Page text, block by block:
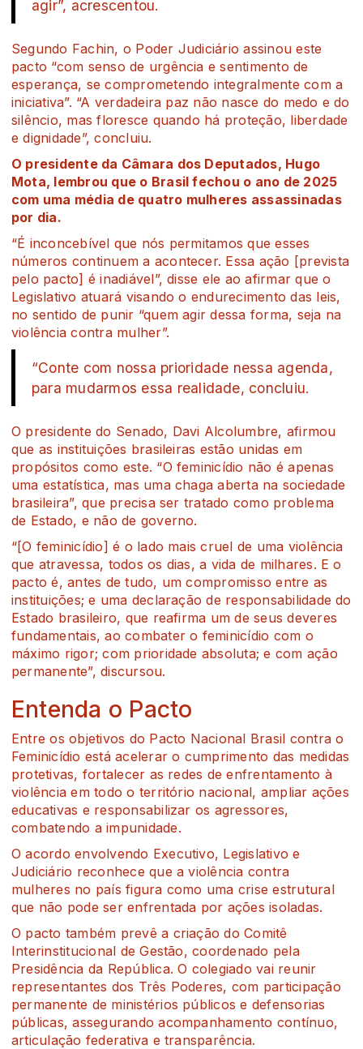
agir”, acrescentou.
Segundo Fachin, o Poder Judiciário assinou este
pacto “com senso de urgência e sentimento de
esperança, se comprometendo integralmente com a
iniciativa”. “A verdadeira paz não nasce do medo e do
silêncio, mas floresce quando há proteção, liberdade
e dignidade”, concluiu.
O presidente da Câmara dos Deputados, Hugo
Mota, lembrou que o Brasil fechou o ano de 2025
com uma média de quatro mulheres assassinadas
por dia.
“É inconcebível que nós permitamos que esses
números continuem a acontecer. Essa ação [prevista
pelo pacto] é inadiável”, disse ele ao afirmar que o
Legislativo atuará visando o endurecimento das leis,
no sentido de punir “quem agir dessa forma, seja na
violência contra mulher”.
“Conte com nossa prioridade nessa agenda,
para mudarmos essa realidade, concluiu.
O presidente do Senado, Davi Alcolumbre, afirmou
que as instituições brasileiras estão unidas em
propósitos como este. “O feminicídio não é apenas
uma estatística, mas uma chaga aberta na sociedade
brasileira”, que precisa ser tratado como problema
de Estado, e não de governo.
“[O feminicídio] é o lado mais cruel de uma violência
que atravessa, todos os dias, a vida de milhares. E o
pacto é, antes de tudo, um compromisso entre as
instituições; e uma declaração de responsabilidade do
Estado brasileiro, que reafirma um de seus deveres
fundamentais, ao combater o feminicídio com o
máximo rigor; com prioridade absoluta; e com ação
permanente”, discursou.
Entenda o Pacto
Entre os objetivos do Pacto Nacional Brasil contra o
Feminicídio está acelerar o cumprimento das medidas
protetivas, fortalecer as redes de enfrentamento à
violência em todo o território nacional, ampliar ações
educativas e responsabilizar os agressores,
combatendo a impunidade.
O acordo envolvendo Executivo, Legislativo e
Judiciário reconhece que a violência contra
mulheres no país figura como uma crise estrutural
que não pode ser enfrentada por ações isoladas.
O pacto também prevê a criação do Comitê
Interinstitucional de Gestão, coordenado pela
Presidência da República. O colegiado vai reunir
representantes dos Três Poderes, com participação
permanente de ministérios públicos e defensorias
públicas, assegurando acompanhamento contínuo,
articulação federativa e transparência.